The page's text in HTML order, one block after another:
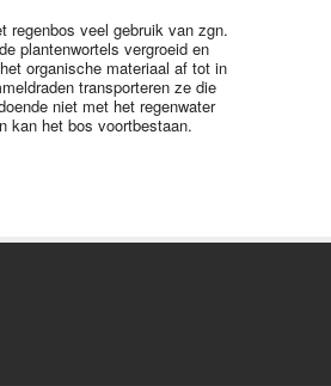
regenbos veel gebruik van zgn.
plantenwortels vergroeid en
organische materiaal af tot in
transporteren ze die
niet met het regenwater
kan het bos voortbestaan.